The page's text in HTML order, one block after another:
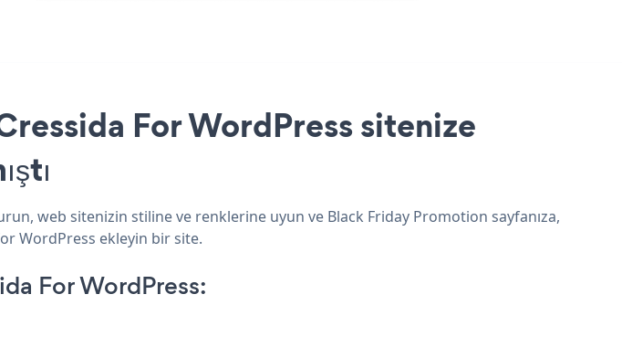
For WordPress sitenize
web sitenizin stiline ve renklerine uyun ve Black Friday Promotion sayfanıza,
WordPress ekleyin bir site.
For WordPress: